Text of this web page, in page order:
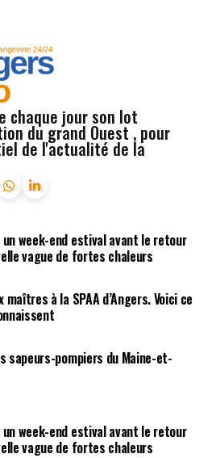
chaque jour son lot
du grand Ouest , pour
de l'actualité de la
week-end estival avant le retour
vague de fortes chaleurs
à la SPAA d’Angers. Voici ce
sapeurs-pompiers du Maine-et-
week-end estival avant le retour
vague de fortes chaleurs